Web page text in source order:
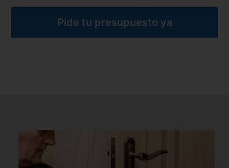
Pide tu presupuesto ya